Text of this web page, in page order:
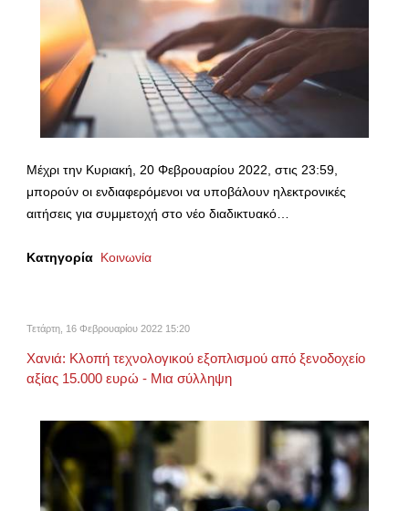
Mέχρι την Κυριακή, 20 Φεβρουαρίου 2022, στις 23:59,
μπορούν οι ενδιαφερόμενοι να υποβάλουν ηλεκτρονικές
αιτήσεις για συμμετοχή στο νέο διαδικτυακό…
Κατηγορία Κοινωνία
Τετάρτη, 16 Φεβρουαρίου 2022 15:20
Χανιά: Κλοπή τεχνολογικού εξοπλισμού από ξενοδοχείο
αξίας 15.000 ευρώ - Μια σύλληψη